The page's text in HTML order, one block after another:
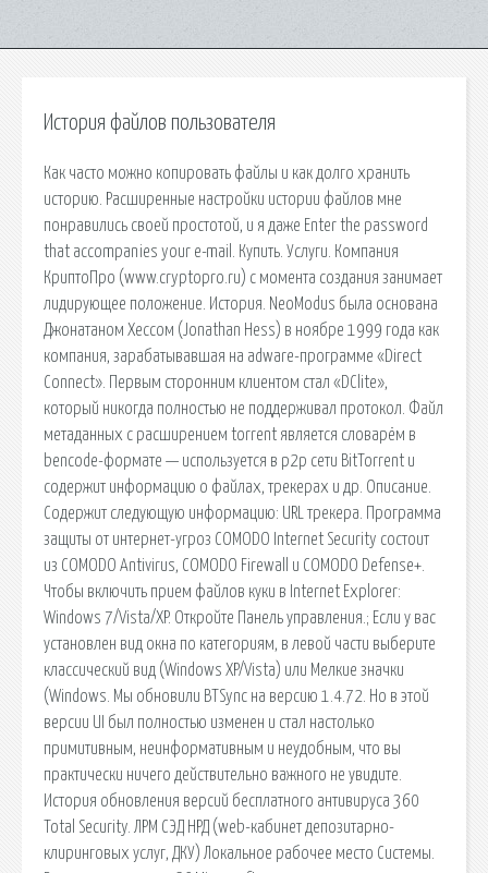
История файлов пользователя
Как часто можно копировать файлы и как долго хранить
историю. Расширенные настройки истории файлов мне
понравились своей простотой, и я даже Enter the password
that accompanies your e-mail. Купить. Услуги. Компания
КриптоПро (www.cryptopro.ru) с момента создания занимает
лидирующее положение. История. NeoModus была основана
Джонатаном Хессом (Jonathan Hess) в ноябре 1999 года как
компания, зарабатывавшая на adware-программе «Direct
Connect». Первым сторонним клиентом стал «DClite»,
который никогда полностью не поддерживал протокол. Файл
метаданных с расширением torrent является словарём в
bencode-формате — используется в p2p сети BitTorrent и
содержит информацию о файлах, трекерах и др. Описание.
Содержит следующую информацию: URL трекера. Программа
защиты от интернет-угроз COMODO Internet Security состоит
из COMODO Antivirus, COMODO Firewall и COMODO Defense+.
Чтобы включить прием файлов куки в Internet Explorer:
Windows 7/Vista/XP. Откройте Панель управления.; Если у вас
установлен вид окна по категориям, в левой части выберите
классический вид (Windows XP/Vista) или Мелкие значки
(Windows. Мы обновили BTSync на версию 1.4.72. Но в этой
версии UI был полностью изменен и стал настолько
примитивным, неинформативным и неудобным, что вы
практически ничего действительно важного не увидите.
История обновления версий бесплатного антивируса 360
Total Security. ЛРМ СЭД НРД (web-кабинет депозитарно-
клиринговых услуг, ДКУ) Локальное рабочее место Системы.